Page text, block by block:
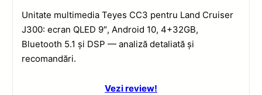
Unitate multimedia Teyes CC3 pentru Land Cruiser
J300: ecran QLED 9″, Android 10, 4+32GB,
Bluetooth 5.1 și DSP — analiză detaliată și
recomandări.
Vezi review!